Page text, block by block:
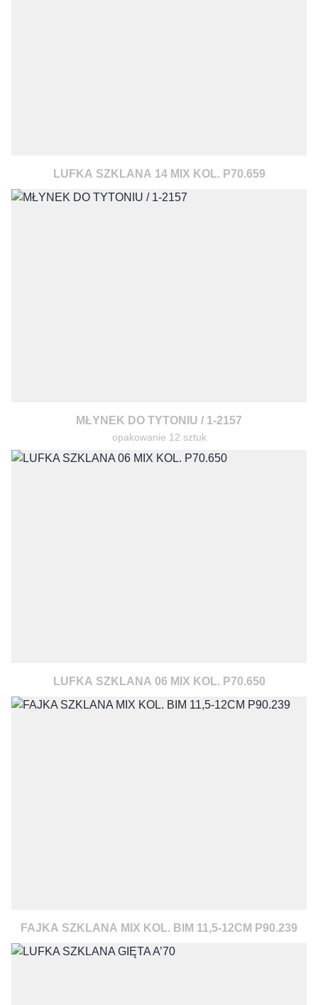
LUFKA SZKLANA 14 MIX KOL. P70.659
MŁYNEK DO TYTONIU / 1-2157
opakowanie 12 sztuk
LUFKA SZKLANA 06 MIX KOL. P70.650
FAJKA SZKLANA MIX KOL. BIM 11,5-12CM P90.239